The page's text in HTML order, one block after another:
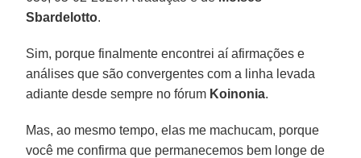
Sbardelotto.
Sim, porque finalmente encontrei aí afirmações e
análises que são convergentes com a linha levada
adiante desde sempre no fórum Koinonia.
Mas, ao mesmo tempo, elas me machucam, porque
você me confirma que permanecemos bem longe de